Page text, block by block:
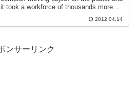
it took a workforce of thousands more
2012.04.14
ンサーリンク